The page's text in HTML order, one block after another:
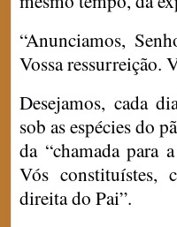
“Anunciamos,
Vossa ressurreição.
Desejamos, cada
sob as espécies do
da “chamada
Vós constituístes,
direita do Pai”.